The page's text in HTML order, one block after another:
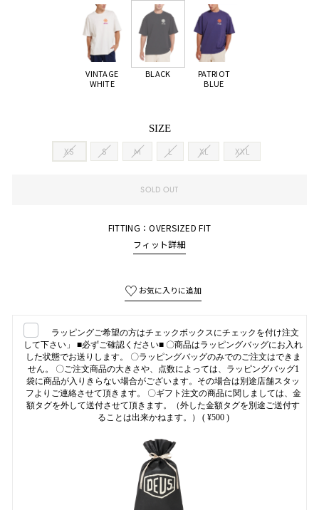
VINTAGE
WHITE
BLACK
PATRIOT
BLUE
SIZE
XS
S M L XL XXL
SOLD OUT
FITTING：OVERSIZED FIT
フィット詳細
ラッピングご希望の方はチェックボックスにチェックを付け注文
して下さい」 ■必ずご確認ください■ 〇商品はラッピングバッグにお入れ
した状態でお送りします。 〇ラッピングバッグのみでのご注文はできま
せん。 〇ご注文商品の大きさや、点数によっては、ラッピングバッグ1
袋に商品が入りきらない場合がございます。その場合は別途店舗スタッ
フよりご連絡させて頂きます。 〇ギフト注文の商品に関しましては、金
額タグを外して送付させて頂きます。（外した金額タグを別途ご送付す
ることは出来かねます。） ( ¥500 )